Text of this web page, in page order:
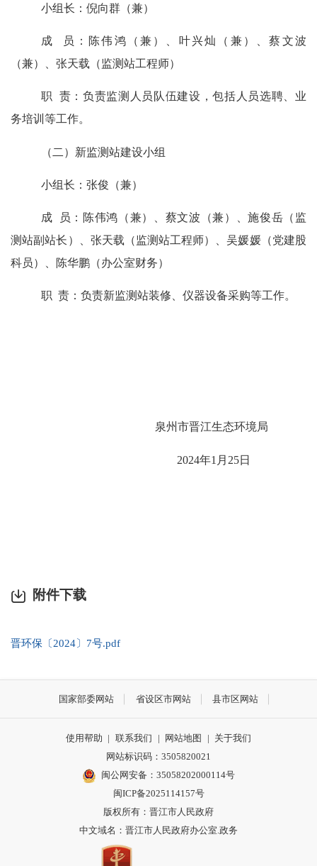
小组长：倪向群（兼）
成
员：陈伟鸿（兼）、叶兴灿（兼）、蔡文波
（兼）、张天载（监测站工程师）
职 责：负责监测人员队伍建设，包括人员选聘、业
务培训等工作。
（二）新监测站建设小组
小组长：张俊（兼）
成
员：陈伟鸿（兼）、蔡文波（兼）、施俊岳（监
测站副站长）、张天载（监测站工程师）、吴媛媛（党建股
科员）、陈华鹏（办公室财务）
职 责：负责新监测站装修、仪器设备采购等工作。
泉州市晋江生态环境局
2024年1 月 25日
附件下载
晋环保〔2024〕7号.pdf
国家部委网站 省设区市网站 县市区网站
使用帮助 | 联系我们 | 网站地图 | 关于我们
网站标识码：3505820021
闽公网安备：35058202000114号
闽ICP备2025114157号
版权所有：晋江市人民政府
中文域名：晋江市人民政府办公室.政务